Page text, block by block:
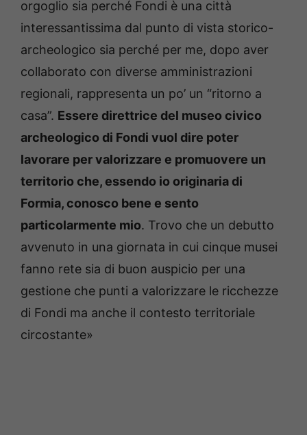
orgoglio sia perché Fondi è una città
interessantissima dal punto di vista storico-
archeologico sia perché per me, dopo aver
collaborato con diverse amministrazioni
regionali, rappresenta un po’ un “ritorno a
casa”. Essere direttrice del museo civico
archeologico di Fondi vuol dire poter
lavorare per valorizzare e promuovere un
territorio che, essendo io originaria di
Formia, conosco bene e sento
particolarmente mio. Trovo che un debutto
avvenuto in una giornata in cui cinque musei
fanno rete sia di buon auspicio per una
gestione che punti a valorizzare le ricchezze
di Fondi ma anche il contesto territoriale
circostante»